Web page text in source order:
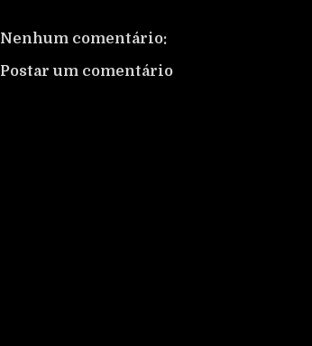
Nenhum comentário:
Postar um comentário